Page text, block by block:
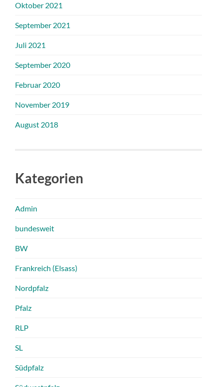
Oktober 2021
September 2021
Juli 2021
September 2020
Februar 2020
November 2019
August 2018
Kategorien
Admin
bundesweit
BW
Frankreich (Elsass)
Nordpfalz
Pfalz
RLP
SL
Südpfalz